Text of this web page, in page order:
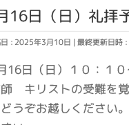
16日（日）礼拝
: 2025年3月10日 最終更新日時
16日（日）１０：１
キリストの受難を
うぞお越しください